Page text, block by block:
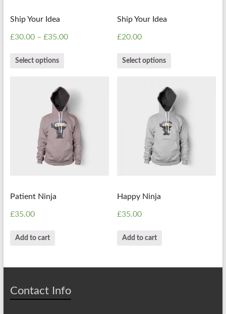
Ship Your Idea
£30.00– £35.00
Select options
Ship Your Idea
£20.00
Select options
Patient Ninja
£35.00
Add to cart
Happy Ninja
£35.00
Add to cart
Contact Info